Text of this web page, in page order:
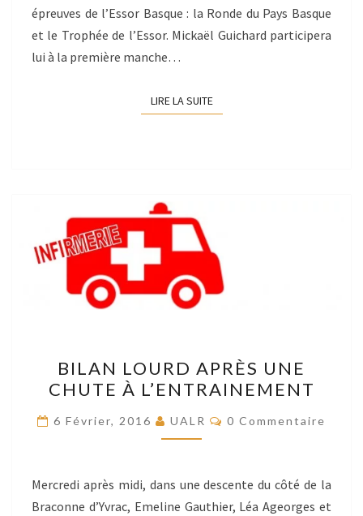
épreuves de l’Essor Basque : la Ronde du Pays Basque
et le Trophée de l’Essor. Mickaël Guichard participera
lui à la première manche…
LIRE LA SUITELIRE LA SUITE
LOURD
APRÈS
UNE
CHUTE
L’ENTRAINEMENT
BILAN LOURD APRÈS UNE
CHUTE À L’ENTRAINEMENT
6 Février, 2016 UALR Commentaires
0 Commentaire
Mercredi après midi, dans une descente du côté de la
Braconne d’Yvrac, Emeline Gauthier, Léa Ageorges et